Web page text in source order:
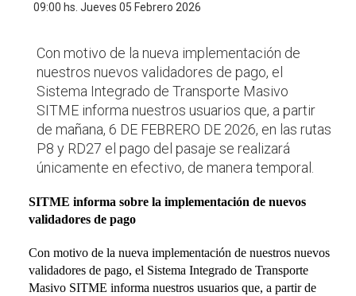
09:00 hs. Jueves 05 Febrero 2026
Con motivo de la nueva implementación de
nuestros nuevos validadores de pago, el
Sistema Integrado de Transporte Masivo
SITME informa nuestros usuarios que, a partir
de mañana, 6 DE FEBRERO DE 2026, en las rutas
P8 y RD27 el pago del pasaje se realizará
únicamente en efectivo, de manera temporal.
SITME informa sobre la implementación de nuevos
validadores de pago
Con motivo de la nueva implementación de nuestros nuevos
validadores de pago, el Sistema Integrado de Transporte
Masivo SITME informa nuestros usuarios que, a partir de